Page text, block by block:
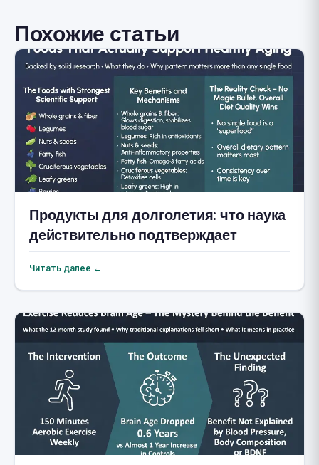
Похожие статьи
Продукты для долголетия: что наука
действительно подтверждает
Читать далее ←